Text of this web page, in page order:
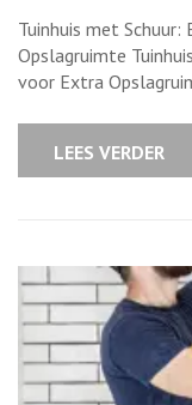
Tuinhuis met
Opslagruimte
voor Extra
LEES VERDER